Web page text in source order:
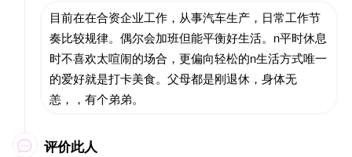
目前在在合资企业工作，从事汽车生产，日常工作节
奏比较规律。偶尔会加班但能平衡好生活。n平时休息
时不喜欢太喧闹的场合，更偏向轻松的n生活方式唯一
的爱好就是打卡美食。父母都是刚退休，身体无
恙，，有个弟弟。
 评价此人